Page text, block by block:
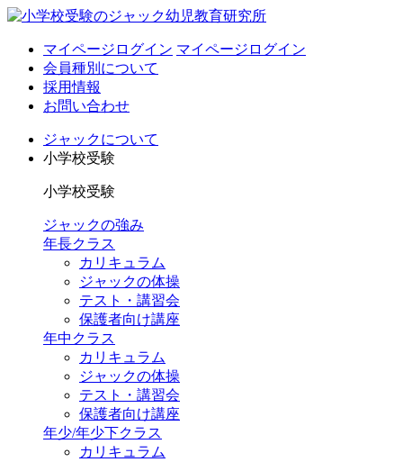
マイページログイン マイページログイン
会員種別について
採用情報
お問い合わせ
ジャックについて
小学校受験
小学校受験
ジャックの強み
年長クラス
カリキュラム
ジャックの体操
テスト・講習会
保護者向け講座
年中クラス
カリキュラム
ジャックの体操
テスト・講習会
保護者向け講座
年少/年少下クラス
カリキュラム